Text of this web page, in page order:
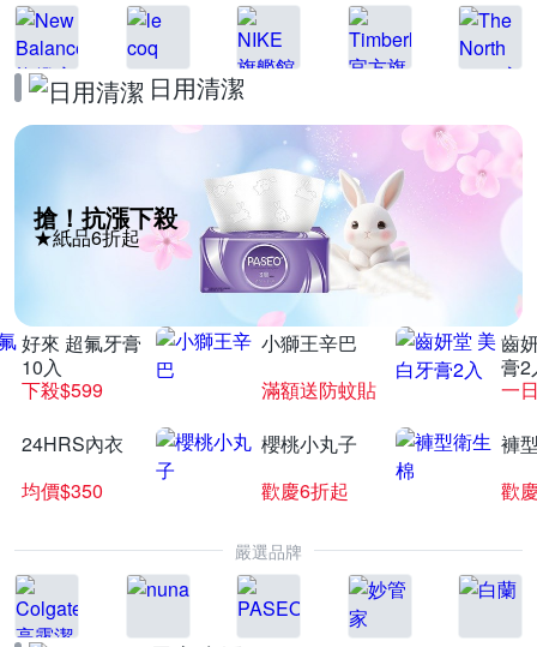
日用清潔
搶！抗漲下殺
★紙品6折起
好來 超氟牙膏
10入
下殺$599
小獅王辛巴
滿額送防蚊貼
齒
膏2
一
24HRS內衣
均價$350
櫻桃小丸子
歡慶6折起
褲
歡
嚴選品牌